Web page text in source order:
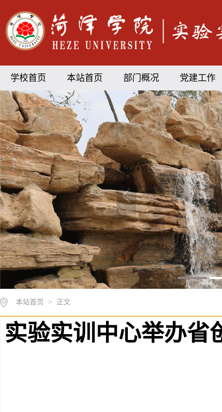
学校首页 本站首页 部门概况 党建工作
本站首页 > 正文
实验实训中心举办省